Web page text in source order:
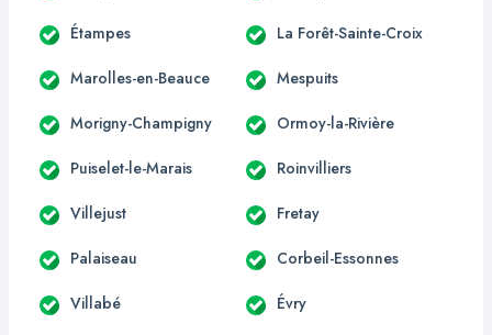
Étampes La Forêt-Sainte-Croix
Marolles-en-Beauce Mespuits
Morigny-Champigny Ormoy-la-Rivière
Puiselet-le-Marais Roinvilliers
Villejust Fretay
Palaiseau Corbeil-Essonnes
Villabé Évry